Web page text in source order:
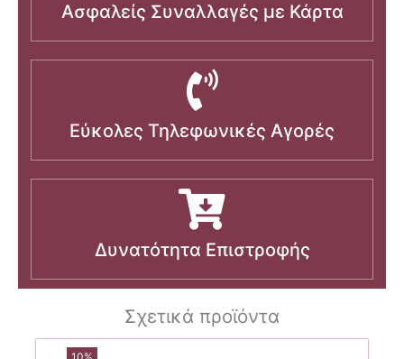
Ασφαλείς Συναλλαγές με Κάρτα
Εύκολες Τηλεφωνικές Αγορές
Δυνατότητα Επιστροφής
Σχετικά προϊόντα